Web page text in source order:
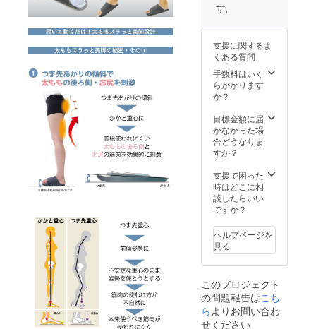
話での
は対象
外とさ
せてい
ただき
す。
支援に関するよ
くある質問
手数料はいく
らかかります
か？
目標金額に届
かなかった場
合どうなりま
すか？
支援で困った
時はどこに相
談したらいい
ですか？
ヘルプページを
見る
このプロジェクト
の問題報告はこち
らよりお問い合わ
せください